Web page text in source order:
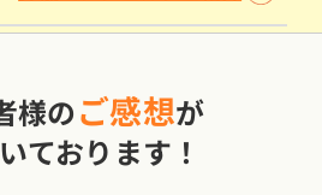
様のご感想が
ております！